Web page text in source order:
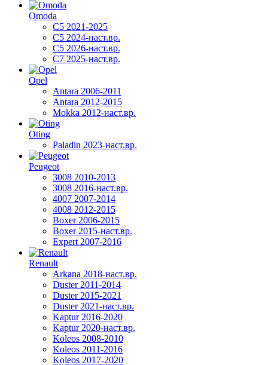
Omoda
C5 2021-2025
C5 2024-наст.вр.
C5 2026-наст.вр.
C7 2025-наст.вр.
Opel
Antara 2006-2011
Antara 2012-2015
Mokka 2012-наст.вр.
Oting
Paladin 2023-наст.вр.
Peugeot
3008 2010-2013
3008 2016-наст.вр.
4007 2007-2014
4008 2012-2015
Boxer 2006-2015
Boxer 2015-наст.вр.
Expert 2007-2016
Renault
Arkana 2018-наст.вр.
Duster 2011-2014
Duster 2015-2021
Duster 2021-наст.вр.
Kaptur 2016-2020
Kaptur 2020-наст.вр.
Koleos 2008-2010
Koleos 2011-2016
Koleos 2017-2020